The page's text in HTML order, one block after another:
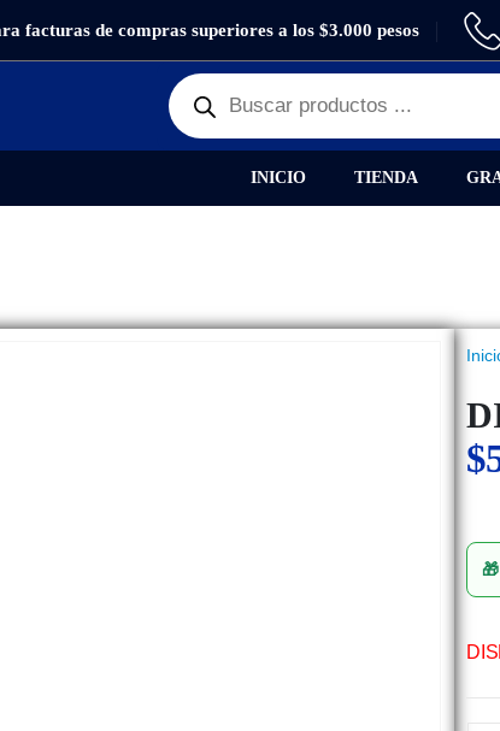
facturas de compras superiores a los $3.000 pesos
INICIO TIENDA
REPUESTOS, PANTALLAS DISPLAY XIAOMI MI 8 LITE AMP
$